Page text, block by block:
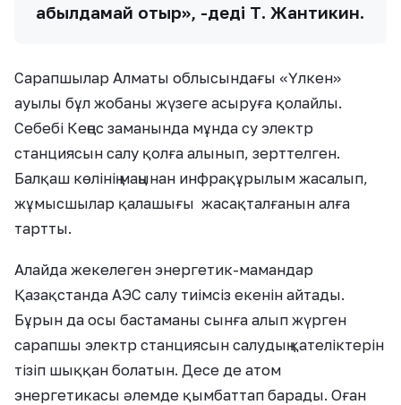
қабылдамай отыр», -деді Т. Жантикин.
Сарапшылар Алматы облысындағы «Үлкен»
ауылы бұл жобаны жүзеге асыруға қолайлы.
Себебі Кеңес заманында мұнда су электр
станциясын салу қолға алынып, зерттелген.
Балқаш көлінің маңынан инфрақұрылым жасалып,
жұмысшылар қалашығы жасақталғанын алға
тартты.
Алайда жекелеген энергетик-мамандар
Қазақстанда АЭС салу тиімсіз екенін айтады.
Бұрын да осы бастаманы сынға алып жүрген
сарапшы электр станциясын салудың қателіктерін
тізіп шыққан болатын. Десе де атом
энергетикасы әлемде қымбаттап барады. Оған